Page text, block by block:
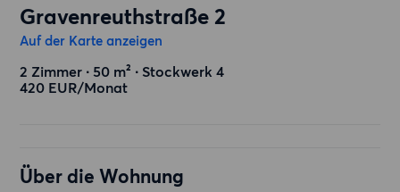
Gravenreuthstraße 2
Auf der Karte anzeigen
2 Zimmer ∙ 50 m² ∙ Stockwerk 4
420 EUR/Monat
Über die Wohnung